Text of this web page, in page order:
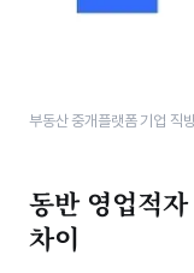
부동산 중개플랫폼 기업 직
동반 영업적
차이